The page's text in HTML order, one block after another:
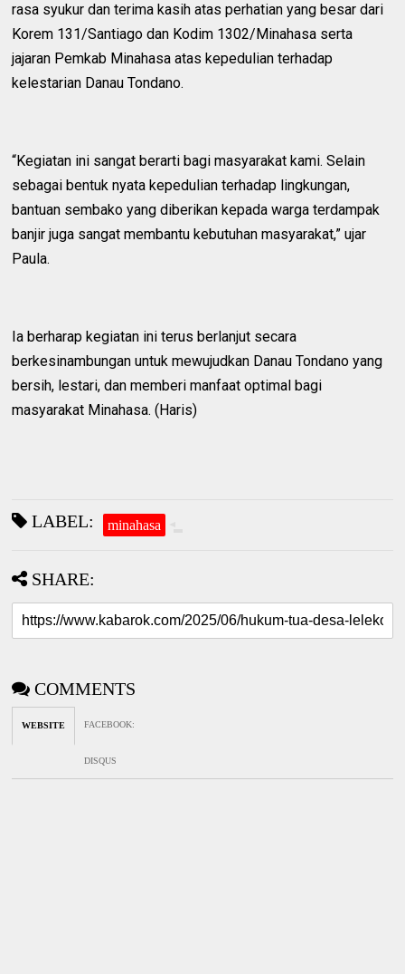
rasa syukur dan terima kasih atas perhatian yang besar dari
Korem 131/Santiago dan Kodim 1302/Minahasa serta
jajaran Pemkab Minahasa atas kepedulian terhadap
kelestarian Danau Tondano.
“Kegiatan ini sangat berarti bagi masyarakat kami. Selain
sebagai bentuk nyata kepedulian terhadap lingkungan,
bantuan sembako yang diberikan kepada warga terdampak
banjir juga sangat membantu kebutuhan masyarakat,” ujar
Paula.
Ia berharap kegiatan ini terus berlanjut secara
berkesinambungan untuk mewujudkan Danau Tondano yang
bersih, lestari, dan memberi manfaat optimal bagi
masyarakat Minahasa. (Haris)
LABEL: minahasa
SHARE:
COMMENTS
WEBSITE FACEBOOK:
DISQUS